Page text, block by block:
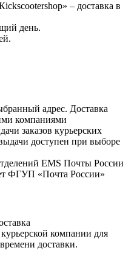
– доставка в
день.
адрес. Доставка
компаниями
заказов курьерских
доступен при выборе
EMS Почты России
ФГУП «Почта России»
компании для
доставки.